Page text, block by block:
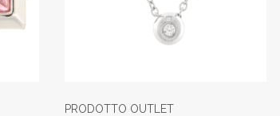
PRODOTTO OUTLET